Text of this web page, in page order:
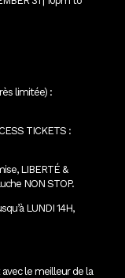
limitée) :
TICKETS :
LIBERTÉ &
NON STOP.
LUNDI 14H,
le meilleur de la